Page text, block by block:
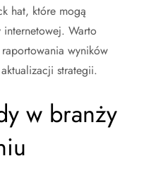
hat, które mogą
Warto
wyników
strategii.
w branży